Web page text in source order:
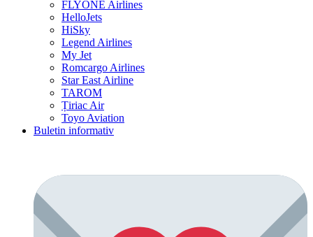
FLYONE Airlines
HelloJets
HiSky
Legend Airlines
My Jet
Romcargo Airlines
Star East Airline
TAROM
Țiriac Air
Toyo Aviation
Buletin informativ